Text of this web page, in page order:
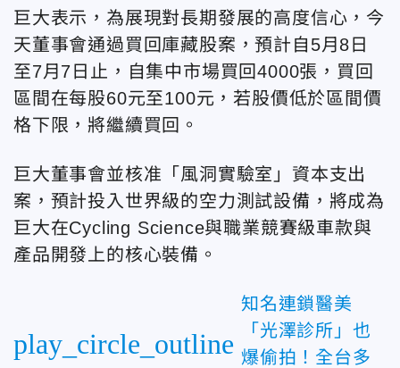
巨大表示，為展現對長期發展的高度信心，今
天董事會通過買回庫藏股案，預計自5月8日
至7月7日止，自集中市場買回4000張，買回
區間在每股60元至100元，若股價低於區間價
格下限，將繼續買回。
巨大董事會並核准「風洞實驗室」資本支出
案，預計投入世界級的空力測試設備，將成為
巨大在Cycling Science與職業競賽級車款與
產品開發上的核心裝備。
play_circle_outline
知名連鎖醫美
「光澤診所」也
爆偷拍！全台多